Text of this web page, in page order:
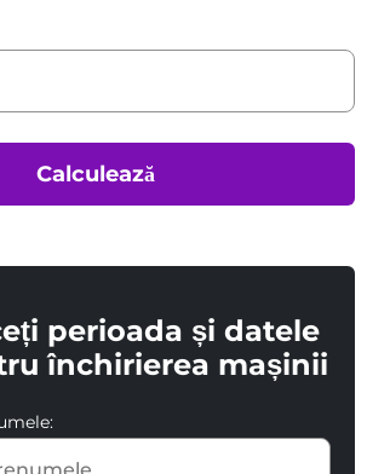
Calculează
perioada și datele
închirierea mașinii